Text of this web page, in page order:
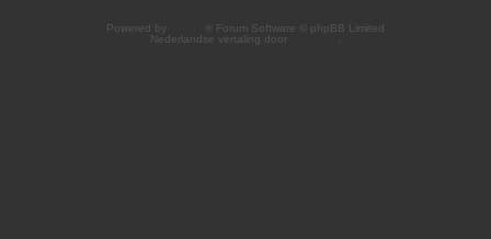
Powered by
® Forum Software © phpBB Limited
Nederlandse vertaling door
.